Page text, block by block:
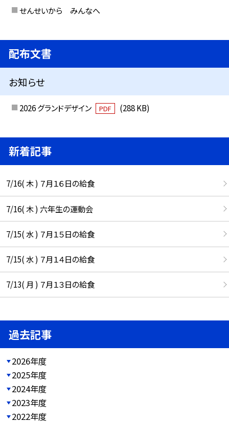
せんせいから みんなへ
配布文書
お知らせ
2026 グランドデザイン PDF (288 KB)
新着記事
7/16( 木 ) ７月１６日の給食
7/16( 木 ) 六年生の運動会
7/15( 水 ) ７月１５日の給食
7/15( 水 ) ７月１４日の給食
7/13( 月 ) ７月１３日の給食
過去記事
2026年度
2025年度
2024年度
2023年度
2022年度